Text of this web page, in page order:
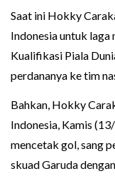
Saat ini Hokky
Indonesia untuk
Kualifikasi Piala
perdananya ke tim
Bahkan, Hokky
Indonesia, Kamis
mencetak gol, sang
skuad Garuda